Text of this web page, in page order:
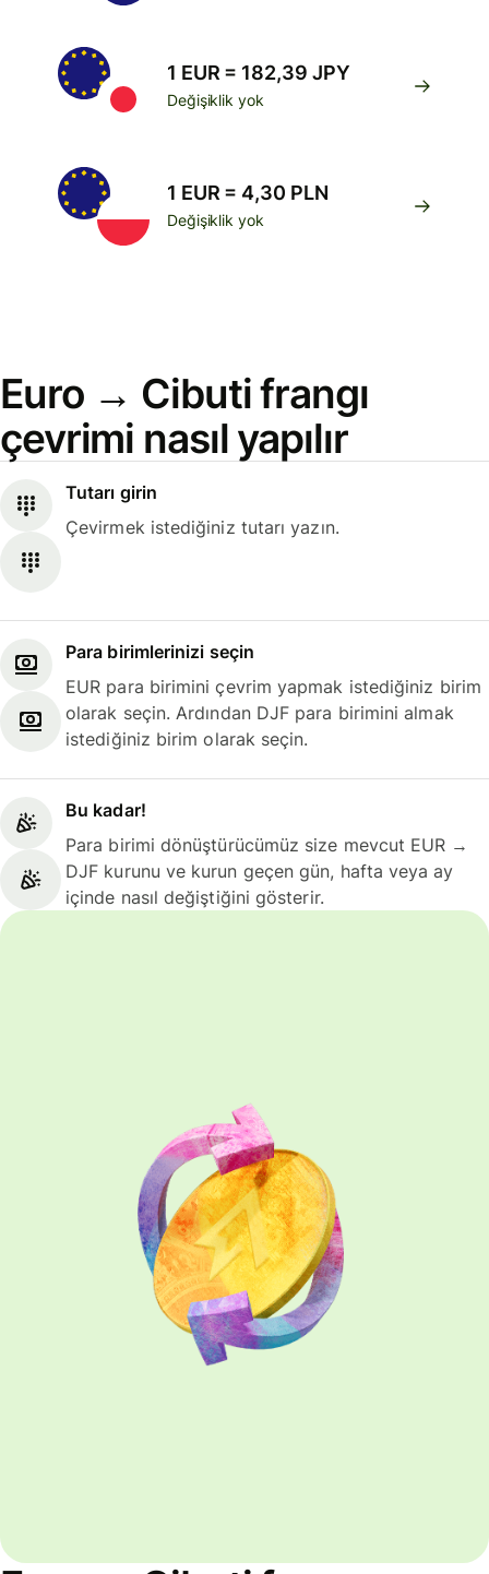
1 EUR = 182,39 JPY
Değişiklik yok
1 EUR = 4,30 PLN
Değişiklik yok
Euro → Cibuti frangı
çevrimi nasıl yapılır
Tutarı girin
Çevirmek istediğiniz tutarı yazın.
Para birimlerinizi seçin
EUR para birimini çevrim yapmak istediğiniz birim
olarak seçin. Ardından DJF para birimini almak
istediğiniz birim olarak seçin.
Bu kadar!
Para birimi dönüştürücümüz size mevcut EUR →
DJF kurunu ve kurun geçen gün, hafta veya ay
içinde nasıl değiştiğini gösterir.